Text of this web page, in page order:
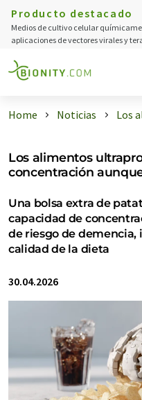
Producto destacado
Medios de cultivo celular
aplicaciones de vectores virales y
Home Noticias Los
Los alimentos
concentración
Una bolsa extra de
capacidad de
de riesgo de
calidad de la dieta
30.04.2026